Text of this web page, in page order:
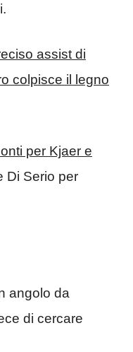
assist di
colpisce il legno
per Kjaer e
Di Serio per
angolo da
di cercare